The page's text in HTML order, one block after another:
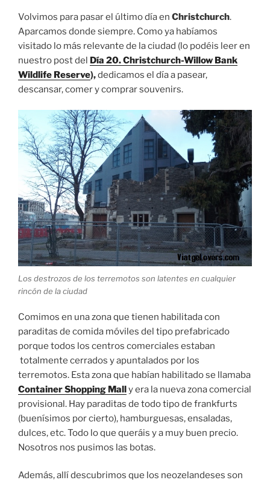
Volvimos para pasar el último día en Christchurch.
Aparcamos donde siempre. Como ya habíamos
visitado lo más relevante de la ciudad (lo podéis leer en
nuestro post del Día 20. Christchurch-Willow Bank
Wildlife Reserve),dedicamos el día a pasear,
descansar, comer y comprar souvenirs.
Los destrozos de los terremotos son latentes en cualquier
rincón de la ciudad
Comimos en una zona que tienen habilitada con
paraditas de comida móviles del tipo prefabricado
porque todos los centros comerciales estaban
totalmente cerrados y apuntalados por los
terremotos. Esta zona que habían habilitado se llamaba
Container Shopping Mally era la nueva zona comercial
provisional. Hay paraditas de todo tipo de frankfurts
(buenísimos por cierto), hamburguesas, ensaladas,
dulces, etc. Todo lo que queráis y a muy buen precio.
Nosotros nos pusimos las botas.
Además, allí descubrimos que los neozelandeses son